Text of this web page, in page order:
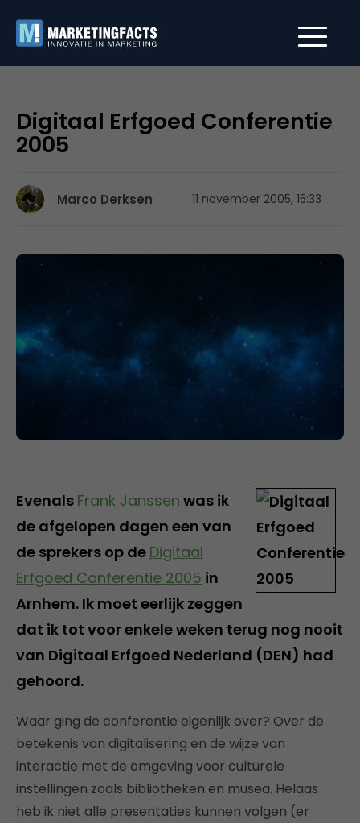
Digitaal Erfgoed Conferentie
2005
Marco Derksen 11 november 2005, 15:33
Evenals Frank Janssen was ik
de afgelopen dagen een van
de sprekers op de Digitaal
Erfgoed Conferentie 2005 in
Arnhem. Ik moet eerlijk zeggen
dat ik tot voor enkele weken terug nog nooit
van Digitaal Erfgoed Nederland (DEN) had
gehoord.
Waar ging de conferentie eigenlijk over? Over de
betekenis van digitalisering en de wijze van
interactie met de omgeving voor culturele
instellingen zoals bibliotheken en musea. Helaas
heb ik niet alle presentaties kunnen volgen (er